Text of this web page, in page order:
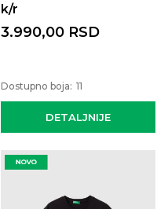
k/r
DETALJNIJE
3.990,00 RSD
Dostupno boja: 11